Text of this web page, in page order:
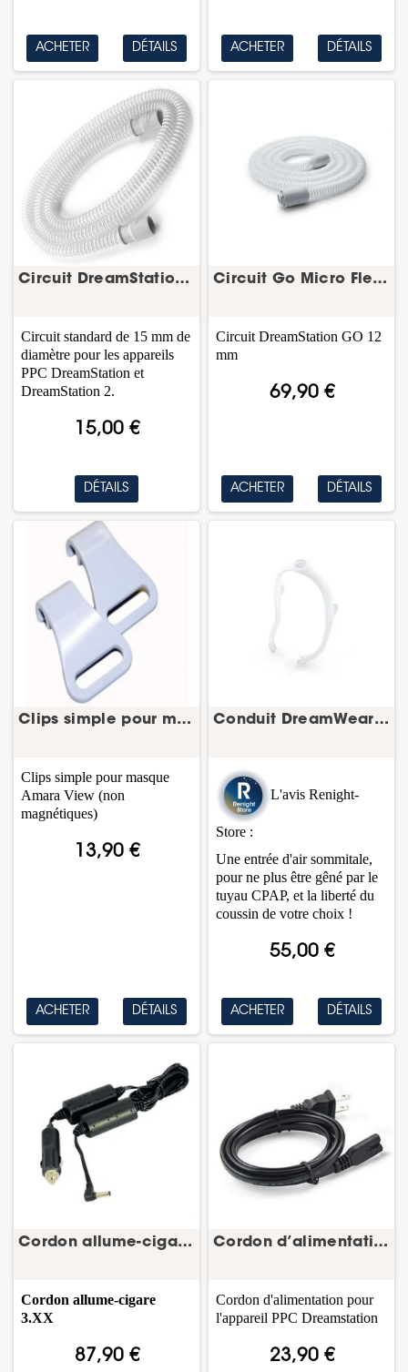
ACHETER DÉTAILS ACHETER DÉTAILS
Circuit DreamStation Performance 15 mm – tuyau...
15,00 €
Circuit standard de 15 mm de
diamètre pour les appareils
PPC DreamStation et
DreamStation 2.
DÉTAILS
Circuit Go Micro Flexible 12 mm – tuyau CPAP
69,90 €
Circuit DreamStation GO 12
mm
ACHETER DÉTAILS
Clips simple pour masque Amara View Philips...
13,90 €
Clips simple pour masque
Amara View (non
magnétiques)
ACHETER DÉTAILS
Conduit DreamWear – circuit masque CPAP
55,00 €
L'avis Renight-
Store :
Une entrée d'air sommitale,
pour ne plus être gêné par le
tuyau CPAP, et la liberté du
coussin de votre choix !
ACHETER DÉTAILS
Cordon allume-cigare 3.XX pour System One 60...
87,90 €
Cordonallume-cigare
3.XX
Cordon d’alimentation DreamStation – Philips
23,90 €
Cordon d'alimentation pour
l'appareil PPC Dreamstation